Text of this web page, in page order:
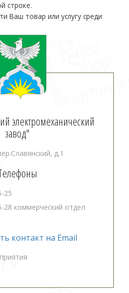
строке.
Ваш товар или услугу среди
электромеханический
завод"
д.1
25
28 коммерческий отдел
контакт на Email